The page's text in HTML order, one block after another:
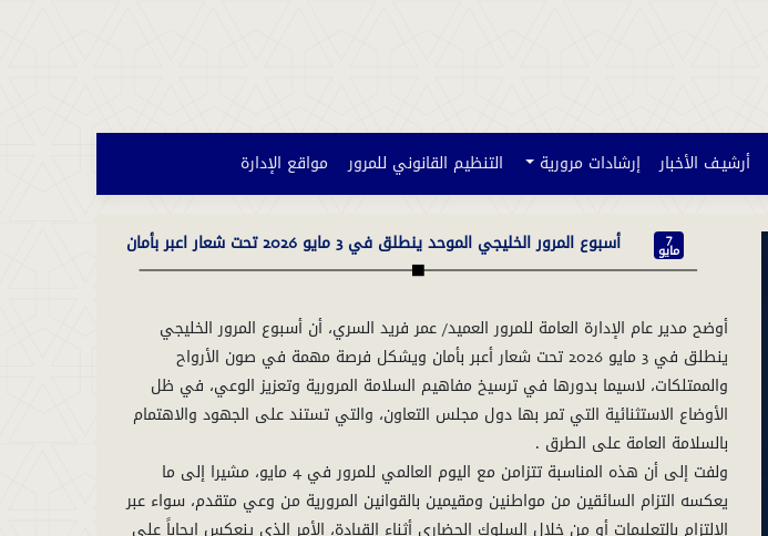
أرشيـف الأخبار إرشادات مرورية التنظيم القانوني للمرور مواقع الإدارة
7
مايو أسبوع المرور الخليجي الموحد ينطلق في 3 مايو 2026 تحت شعار اعبر بأمان
أوضح مدير عام الإدارة العامة للمرور العميد/ عمر فريد السري، أن أسبوع المرور الخليجي
ينطلق في 3 مايو 2026 تحت شعار أعبر بأمان ويشكل فرصة مهمة في صون الأرواح
والممتلكات، لاسيما بدورها في ترسيخ مفاهيم السلامة المرورية وتعزيز الوعي، في ظل
الأوضاع الاستثنائية التي تمر بها دول مجلس التعاون، والتي تستند على الجهود والاهتمام
ولفت إلى أن هذه المناسبة تتزامن مع اليوم العالمي للمرور في 4 مايو، مشيرا إلى ما
يعكسه التزام السائقين من مواطنين ومقيمين بالقوانين المرورية من وعي متقدم، سواء عبر
الالتزام بالتعليمات أو من خلال السلوك الحضاري أثناء القيادة، الأمر الذي ينعكس إيجاباً على